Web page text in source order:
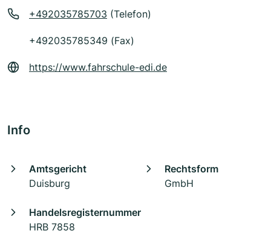
+492035785703 (Telefon)
+492035785349 (Fax)
https://www.fahrschule-edi.de
Info
Amtsgericht
Duisburg
Rechtsform
GmbH
Handelsregisternummer
HRB 7858